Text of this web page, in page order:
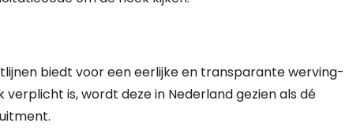
biedt voor een eerlijke en transparante werving-
is, wordt deze in Nederland gezien als dé